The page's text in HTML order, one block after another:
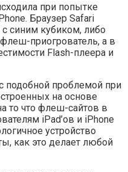
при попытке
Браузер Safari
с синим кубиком, либо
приогрователь, а в
Flash-плеера и
подобной проблемой при
на основе
то что флеш-сайтов в
iPad’ов и iPhone
устройство
как это делает любой